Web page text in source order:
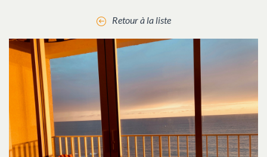
Retour à la liste